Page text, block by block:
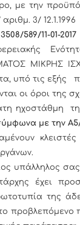
με την
αριθμ. 3/
3508/589/11-01-2017
ΜΙΚΡΗΣ
υπό τις εξής
οι όροι της
ηχοστάθμη
με την
υπάλληλος
έχει
της
προβλεπόμενο